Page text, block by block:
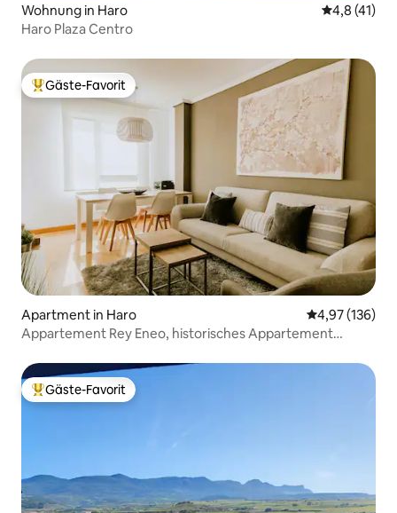
Wohnung in Haro
4,8 (41)
Haro Plaza Centro
Beliebter Gäste-Favorit.
Gäste-Favorit
Apartment in Haro
4,97 (136)
Appartement Rey Eneo, historisches Appartement
Beliebter Gäste-Favorit.
Gäste-Favorit